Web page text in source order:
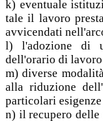
k) eventuale
tale il lavoro
avvicendati
l) l'adozione di
dell'orario di
m) diverse
alla riduzione
particolari
n) il recupero delle